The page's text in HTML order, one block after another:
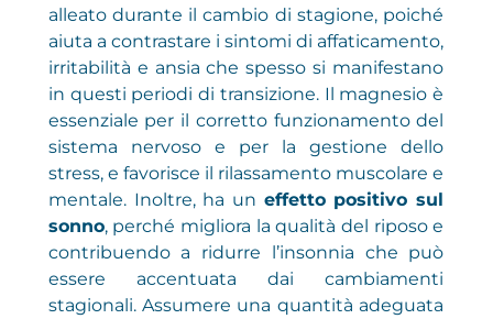
alleato durante il cambio di stagione, poiché
aiuta a contrastare i sintomi di affaticamento,
irritabilità e ansia che spesso si manifestano
in questi periodi di transizione. Il magnesio è
essenziale per il corretto funzionamento del
sistema nervoso e per la gestione dello
stress, e favorisce il rilassamento muscolare e
mentale. Inoltre, ha un effetto positivo sul
sonno, perché migliora la qualità del riposo e
contribuendo a ridurre l’insonnia che può
essere accentuata dai cambiamenti
stagionali. Assumere una quantità adeguata